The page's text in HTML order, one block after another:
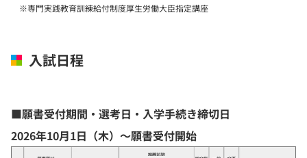
※専門実践教育訓練給付制度厚生労働大臣指定講座
入試日程
■願書受付期間・選考日・入学手続き締切日
2026年10月1日（木）〜願書受付開始